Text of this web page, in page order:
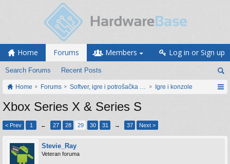
Home Forums
Search Forums Recent Posts
Members Log in or Sign up
Home Forums Softver, igre i potrošačka elektronikaIgre i konzole
Xbox Series X & Series S
< Prev 1 ← 27 28 29 30 31 → 37 Next >
Stevie_Ray
Veteran foruma